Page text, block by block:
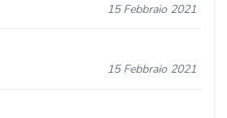
15 Febbraio 2021
15 Febbraio 2021